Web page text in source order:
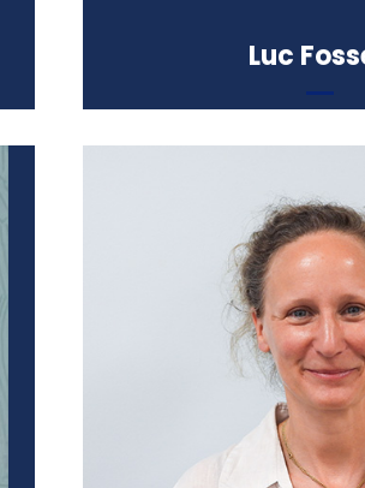
Luc
Professeur de
Master II en
Catholique de